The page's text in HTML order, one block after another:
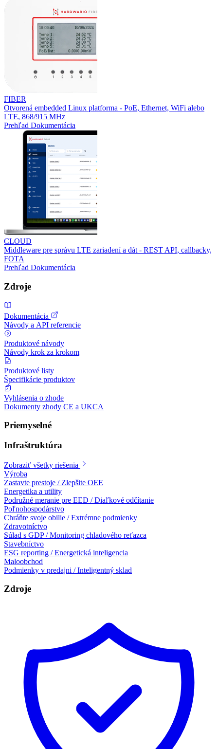
FIBER
Otvorená embedded Linux platforma - PoE, Ethernet, WiFi alebo
LTE, 868/915 MHz
Prehľad Dokumentácia
CLOUD
Middleware pre správu LTE zariadení a dát - REST API, callbacky,
FOTA
Prehľad Dokumentácia
Zdroje
Dokumentácia
Návody a API referencie
Produktové návody
Návody krok za krokom
Produktové listy
Špecifikácie produktov
Vyhlásenia o zhode
Dokumenty zhody CE a UKCA
Priemyselné
Infraštruktúra
Zobraziť všetky riešenia
Výroba
Zastavte prestoje / Zlepšite OEE
Energetika a utility
Podružné meranie pre EED / Diaľkové odčítanie
Poľnohospodárstvo
Chráňte svoje obilie / Extrémne podmienky
Zdravotníctvo
Súlad s GDP / Monitoring chladového reťazca
Stavebníctvo
ESG reporting / Energetická inteligencia
Maloobchod
Podmienky v predajni / Inteligentný sklad
Zdroje